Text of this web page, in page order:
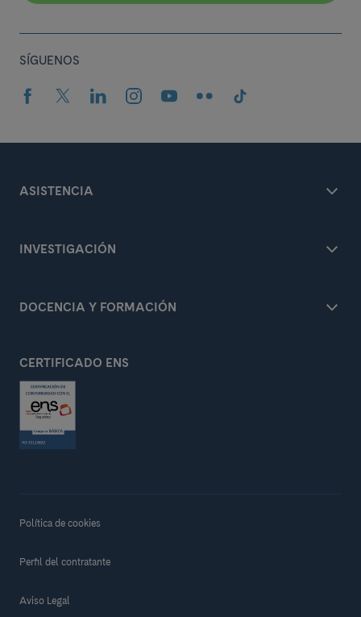
SÍGUENOS
ASISTENCIA
INVESTIGACIÓN
DOCENCIA Y FORMACIÓN
CERTIFICADO ENS
Política de cookies
Perfil del contratante
Aviso Legal